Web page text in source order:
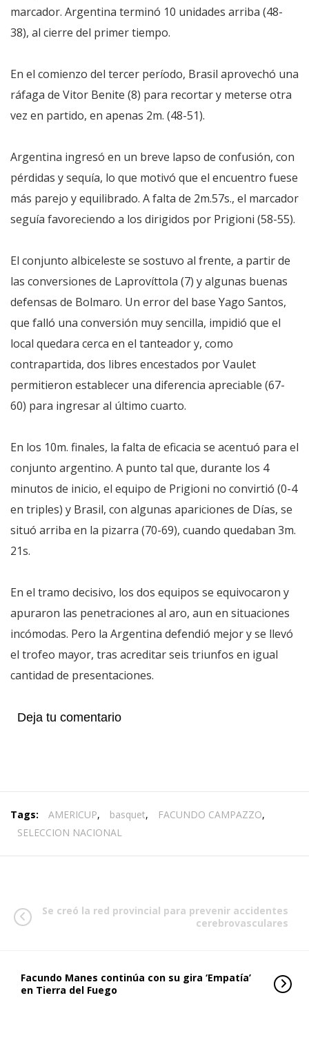
marcador. Argentina terminó 10 unidades arriba (48-
38), al cierre del primer tiempo.
En el comienzo del tercer período, Brasil aprovechó una
ráfaga de Vitor Benite (8) para recortar y meterse otra
vez en partido, en apenas 2m. (48-51).
Argentina ingresó en un breve lapso de confusión, con
pérdidas y sequía, lo que motivó que el encuentro fuese
más parejo y equilibrado. A falta de 2m.57s., el marcador
seguía favoreciendo a los dirigidos por Prigioni (58-55).
El conjunto albiceleste se sostuvo al frente, a partir de
las conversiones de Laprovíttola (7) y algunas buenas
defensas de Bolmaro. Un error del base Yago Santos,
que falló una conversión muy sencilla, impidió que el
local quedara cerca en el tanteador y, como
contrapartida, dos libres encestados por Vaulet
permitieron establecer una diferencia apreciable (67-
60) para ingresar al último cuarto.
En los 10m. finales, la falta de eficacia se acentuó para el
conjunto argentino. A punto tal que, durante los 4
minutos de inicio, el equipo de Prigioni no convirtió (0-4
en triples) y Brasil, con algunas apariciones de Días, se
situó arriba en la pizarra (70-69), cuando quedaban 3m.
21s.
En el tramo decisivo, los dos equipos se equivocaron y
apuraron las penetraciones al aro, aun en situaciones
incómodas. Pero la Argentina defendió mejor y se llevó
el trofeo mayor, tras acreditar seis triunfos en igual
cantidad de presentaciones.
Deja tu comentario
Tags: AMERICUP, basquet, FACUNDO CAMPAZZO,
SELECCION NACIONAL
Se creó la red provincial para prevenir accidentes
cerebrovasculares
Facundo Manes continúa con su gira ‘Empatía’
en Tierra del Fuego